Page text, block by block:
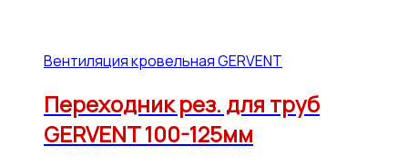
Вентиляция кровельная GERVENT
Переходник рез. для труб
GERVENT 100-125мм